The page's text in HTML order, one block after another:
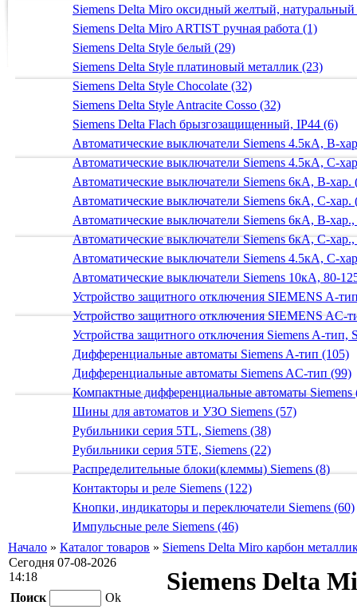
Siemens Delta Miro оксидный желтый,
Siemens Delta Miro ARTIST ручная работа (1)
Siemens Delta Style белый (29)
Siemens Delta Style платиновый металлик (23)
Siemens Delta Style Chocolate (32)
Siemens Delta Style Antracite Cosso (32)
Siemens Delta Flach брызгозащищенный, IP44 (6)
Автоматические выключатели Siemens 4.5кА, B-
Автоматические выключатели Siemens 4.5кА, C-
Автоматические выключатели Siemens 6кА, B-хар.
Автоматические выключатели Siemens 6кА, С-хар.
Автоматические выключатели Siemens 6кА, B-
Автоматические выключатели Siemens 6кА, C-
Автоматические выключатели Siemens 4.5кА, C-
Автоматические выключатели Siemens 10кА, 80-
Устройство защитного отключения SIEMENS A-
Устройство защитного отключения SIEMENS AС-
Устройства защитного отключения Siemens A-тип,
Дифференциальные автоматы Siemens A-тип (105)
Дифференциальные автоматы Siemens AС-тип (99)
Компактные дифференциальные автоматы Siemens
Шины для автоматов и УЗО Siemens (57)
Рубильники серия 5TL, Siemens (38)
Рубильники серия 5TE, Siemens (22)
Распределительные блоки(клеммы) Siemens (8)
Контакторы и реле Siemens (122)
Кнопки, индикаторы и переключатели Siemens (60)
Импульсные реле Siemens (46)
Начало » Каталог товаров » Siemens Delta Miro карбон
Сегодня 07-08-2026
14:18
Поиск
Ok
Siemens Delta